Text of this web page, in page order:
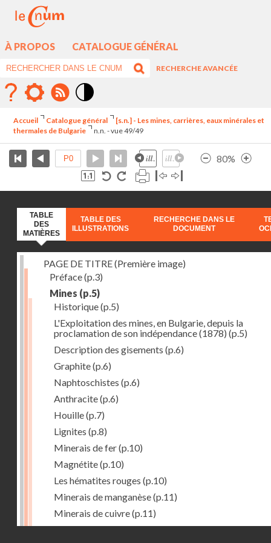
À PROPOS CATALOGUE GÉNÉRAL
RECHERCHE AVANCÉE
élévé
Accueil Catalogue général
[s.n.] - Les mines, carrières, eaux minérales et
thermales de Bulgarie
n.n. - vue 49/49
80%
TABLE
DES
MATIÈRES
TABLE DES
ILLUSTRATIONS
RECHERCHE DANS LE
DOCUMENT
PAGE DE TITRE (Première image)
Préface(p.3)
Mines (p.5)
Historique(p.5)
L'Exploitation des mines, en Bulgarie, depuis la
proclamation de son indépendance (1878) (p.5)
Description des gisements (p.6)
Graphite(p.6)
Naphtoschistes (p.6)
Anthracite(p.6)
Houille(p.7)
Lignites (p.8)
Minerais de fer(p.10)
Magnétite(p.10)
Les hématites rouges (p.10)
Minerais de manganèse(p.11)
Minerais de cuivre(p.11)
Minerais de plomb(p.12)